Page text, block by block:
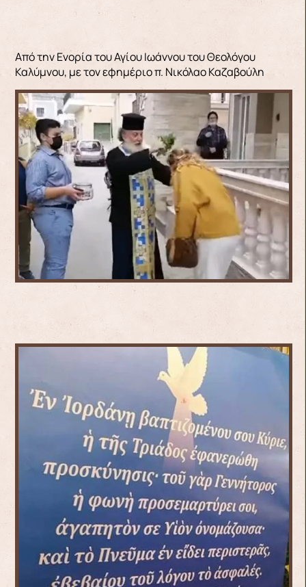
Από την Ενορία του Αγίου Ιωάννου του Θεολόγου
Καλύμνου, με τον εφημέριο π. Νικόλαο Καζαβούλη